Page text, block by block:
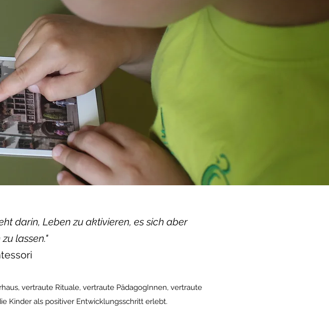
darin, Leben zu aktivieren, es sich aber
lassen."
vertraute Rituale, vertraute PädagogInnen, vertraute
Kinder als positiver Entwicklungsschritt erlebt.